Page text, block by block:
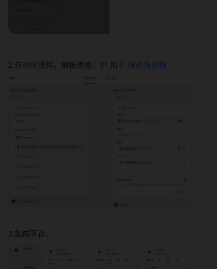
2.自动化流程。模板表格： 把 扣子 缝进外部群
3.集成平台。